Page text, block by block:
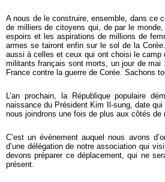
A nous de le construire, ensemble, dans ce
de milliers de citoyens qui, de par le
espoirs et les aspirations de millions de
armes se tairont enfin sur le sol de la
aussi à celles et ceux qui ont choisi le camp
militants français sont morts, un jour de
France contre la guerre de Corée. Sachons
L’an prochain, la République populaire
naissance du Président Kim Il-sung, date
nous joindrons une fois de plus aux côtés de
C’est un événement auquel nous avons
d’une délégation de notre association qui
devons préparer ce déplacement, qui ne
présent.